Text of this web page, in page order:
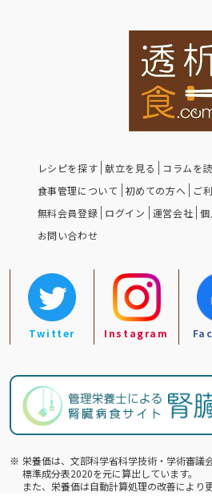
レシピを探す 献立を見る コラムを
食事管理について
初めての方へ
ご
無料会員登録 ログイン 運営会社
お問い合わせ
Twitter Instagram
※ 栄養価は、文部科学省科学技術・学術審議
標準成分表2020を元に算出しています。
また、栄養価は自動計算処理の改善により